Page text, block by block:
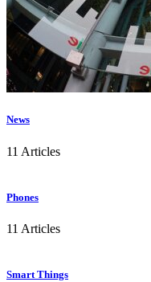
News
11 Articles
Phones
11 Articles
Smart Things